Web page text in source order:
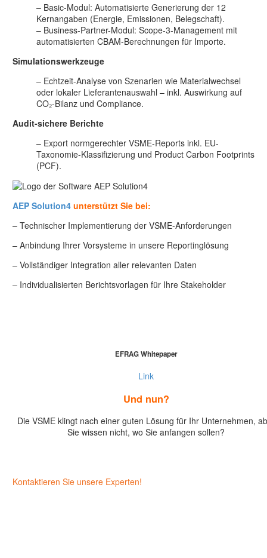
– Basic-Modul: Automatisierte Generierung der 12
Kernangaben (Energie, Emissionen, Belegschaft).
– Business-Partner-Modul: Scope-3-Management mit
automatisierten CBAM-Berechnungen für Importe.
Simulationswerkzeuge
– Echtzeit-Analyse von Szenarien wie Materialwechsel
oder lokaler Lieferantenauswahl – inkl. Auswirkung auf
CO₂-Bilanz und Compliance.
Audit-sichere Berichte
– Export normgerechter VSME-Reports inkl. EU-
Taxonomie-Klassifizierung und Product Carbon Footprints
(PCF).
AEP Solution4 unterstützt Sie bei:
– Technischer Implementierung der VSME-Anforderungen
– Anbindung Ihrer Vorsysteme in unsere Reportinglösung
– Vollständiger Integration aller relevanten Daten
– Individualisierten Berichtsvorlagen für Ihre Stakeholder
EFRAG Whitepaper
Link
Und nun?
Die VSME klingt nach einer guten Lösung für Ihr Unternehmen,
Sie wissen nicht, wo Sie anfangen sollen?
Kontaktieren Sie unsere Experten!